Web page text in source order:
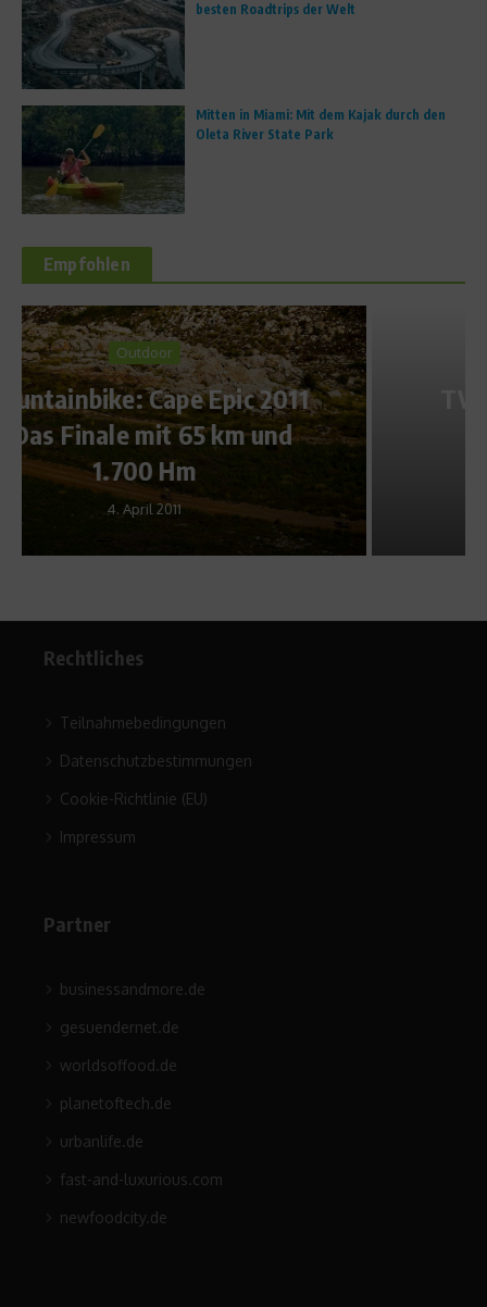
besten Roadtrips der Welt
Mitten in Miami: Mit dem Kajak durch den
Oleta River State Park
Empfohlen
Star Interviews
TV-Experte Frank Wörndl –
Die Pisten liegen den
Deutschen
31. Januar 2014
Rechtliches
Teilnahmebedingungen
Datenschutzbestimmungen
Cookie-Richtlinie (EU)
Impressum
Partner
businessandmore.de
gesuendernet.de
worldsoffood.de
planetoftech.de
urbanlife.de
fast-and-luxurious.com
newfoodcity.de